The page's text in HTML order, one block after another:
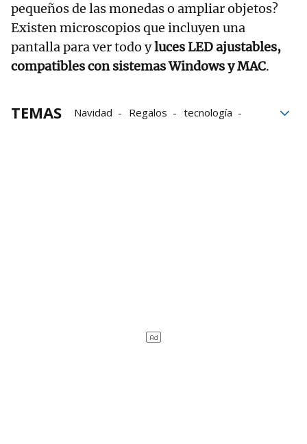
pequeños de las monedas o ampliar objetos?
Existen microscopios que incluyen una
pantalla para ver todo yluces LED ajustables,
compatibles con sistemas Windows y MAC.
TEMAS Navidad Regalos
tecnología